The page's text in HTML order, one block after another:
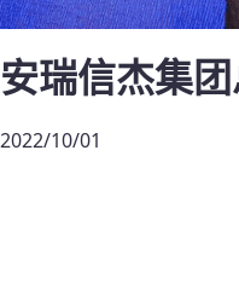
安瑞信杰集
2022/10/01